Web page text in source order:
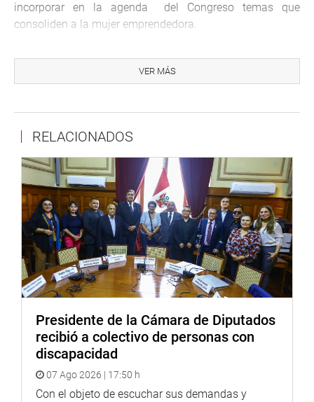
incorporar en la agenda del Congreso temas que
consoliden a la mujer emprendedora.
Loli, quien hizo una análisis de cómo ha ido
evolucionando la figura de la mujer emprendedora frente
“La mujer siempre ha estado sometida al hombre, para
poder trabajar, para tomar decisiones, para el acceso a
créditos que les permita iniciar un emprendimiento y
hasta para decidir dónde tiene que vivir la familia.
Tenemos un Código Civil que lo permite y que se debe
cambiar. Necesitamos leyes, dar ideas y valores que
aporten más en este país y que permitan que se vaya
eliminando el machismo en nuestra sociedad”, remarcó la
viceministra.
Maguiño empresaria exitosa quien contó su experiencia
personal en sus inicios como empresaria en nuestros país
y como consiguió conquistar el mercado extranjero a
manera de motivación para las mujeres emprendedoras
asistentes al evento.
VER MÁS
RELACIONADOS
Presidente de la Cámara de Diputados
recibió a colectivo de personas con
discapacidad
07 Ago 2026 | 17:50 h
Con el objeto de escuchar sus demandas y